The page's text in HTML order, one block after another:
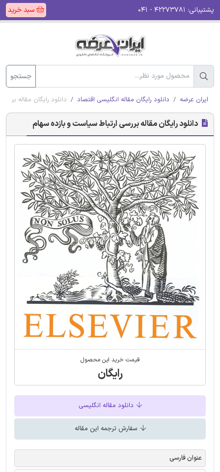
پشتیبانی: سبد خرید
جستجو
ایران عرضه دانلود رایگان مقاله انگلیسی اقتصاد دانلود رایگان مقاله
دانلود رایگان مقاله بررسی ارتباط سیاست و بازده سهام
قیمت خرید این محصول
رایگان
دانلود مقاله انگلیسی
سفارش ترجمه این مقاله
عنوان فارسی